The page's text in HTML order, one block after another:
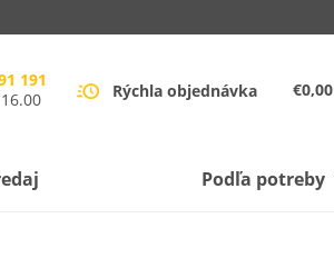
191
Rýchla objednávka €0,00
Podľa potreby